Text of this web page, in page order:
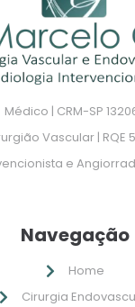
Médico | CRM-SP
Vascular | RQE
e
Navegação
Home
Cirurgia